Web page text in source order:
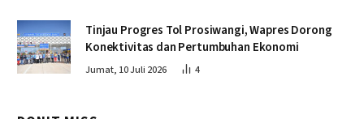
Tinjau Progres Tol Prosiwangi, Wapres Dorong
Konektivitas dan Pertumbuhan Ekonomi
Jumat, 10 Juli 2026 4